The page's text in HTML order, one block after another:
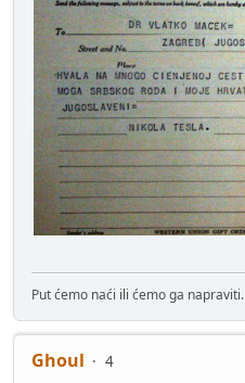
Put ćemo naći ili ćemo ga napraviti.
Ghoul
4